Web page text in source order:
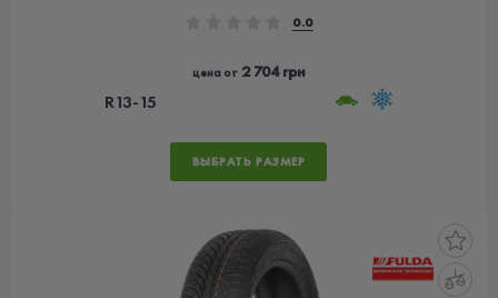
0.0
цена от2 704 грн
R13-15
ВЫБРАТЬ РАЗМЕР